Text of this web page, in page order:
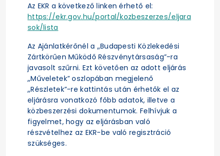
Az EKR a következő linken érhető el:
https://ekr.gov.hu/portal/kozbeszerzes/eljara
sok/lista
Az Ajánlatkérőnél a „Budapesti Közlekedési
Zártkörűen Működő Részvénytársaság”-ra
javasolt szűrni. Ezt követően az adott eljárás
„Műveletek” oszlopában megjelenő
„Részletek”-re kattintás után érhetők el az
eljárásra vonatkozó főbb adatok, illetve a
közbeszerzési dokumentumok. Felhívjuk a
figyelmet, hogy az eljárásban való
részvételhez az EKR-be való regisztráció
szükséges.